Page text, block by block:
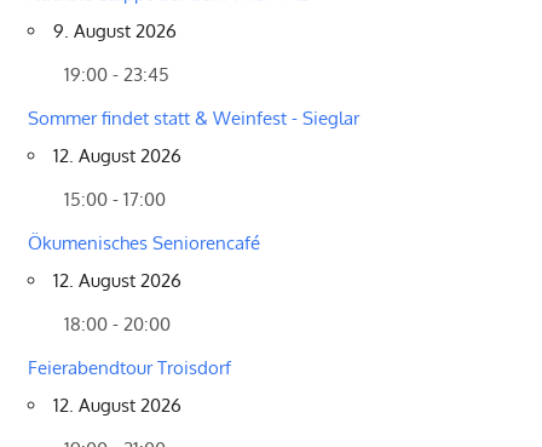
9. August 2026
19:00 - 23:45
Sommer findet statt & Weinfest - Sieglar
12. August 2026
15:00 - 17:00
Ökumenisches Seniorencafé
12. August 2026
18:00 - 20:00
Feierabendtour Troisdorf
12. August 2026